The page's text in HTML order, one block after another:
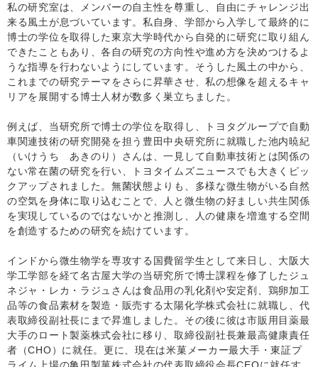
私の研究室は、メンバーの自主性を尊重し、自由にチャレンジ出
来る風土が息づいています。私自身、学部から入学して最終的に
博士の学位を取得した東京大学時代から自発的に研究に取り組ん
できたこともあり、各自の研究の方向性や進め方を決めつけるよ
うな指導を行わないようにしています。そうした風土の中から、
これまでの研究テーマをさらに昇華させ、私の想像を超えるキャ
リアを展開する博士人材が数多く巣立ちました。
例えば、当研究所で博士の学位を取得し、トヨタグループで自動
車関連技術の研究開発を担う豊田中央研究所に就職した池内暁紀
（いけうち あきのり）さんは、一見して自動車技術とは関係の
ない常在菌の研究を行い、トヨタイムズニュースでも大きくピッ
クアップされました。無菌状態よりも、多様な微生物がいる自然
の空気を身体に取り込むことで、人と微生物の好ましい共生関係
を実現しているのではないかと推測し、人の健康を増進する空間
を創造するための研究を続けています。
インドから微生物学を専攻する国費留学生として来日し、大阪大
学工学部を経て名古屋大学の当研究所で博士課程を修了したジュ
ネジャ・レカ・ラジュさんは食品用の乳化剤や安定剤、鶏卵加工
品等の食品素材を製造・販売する太陽化学株式会社に就職し、代
表取締役副社長にまで昇進しました。その後に彼は市販用目薬最
大手のロート製薬株式会社に移り、取締役副社長兼最高健康責任
者（CHO）に就任。更に、現在は米菓メーカー最大手・東証プ
ライム上場の亀田製菓株式会社の代表取締役会長CEOに就任す